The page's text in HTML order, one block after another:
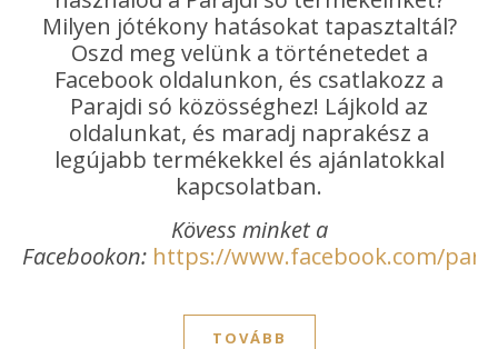
Milyen jótékony hatásokat tapasztaltál?
Oszd meg velünk a történetedet a
Facebook oldalunkon, és csatlakozz a
Parajdi só közösséghez! Lájkold az
oldalunkat, és maradj naprakész a
legújabb termékekkel és ajánlatokkal
kapcsolatban.
Kövess minket a
Facebookon: https://www.facebook.com/
TOVÁBB